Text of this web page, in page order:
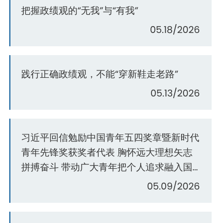
把握政绩观的“无我”与“有我”
05.18/2026
践行正确政绩观，不能“穿新鞋走老路”
05.13/2026
习近平回信勉励中国青年五四奖章暨新时代
青年先锋奖获奖者代表 胸怀远大理想矢志
拼搏奋斗 带动广大青年把个人追求融入国
05.09/2026